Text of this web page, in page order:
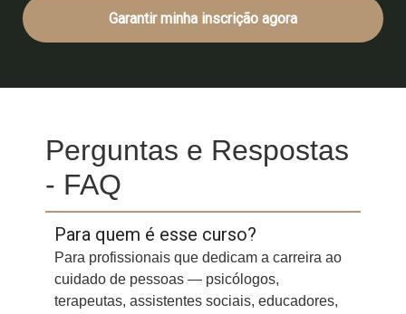
Garantir minha inscrição agora
Perguntas e Respostas
- FAQ
Para quem é esse curso?
Para profissionais que dedicam a carreira ao
cuidado de pessoas — psicólogos,
terapeutas, assistentes sociais, educadores,